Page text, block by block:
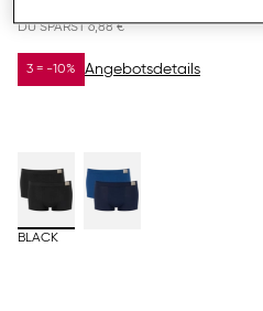
DU SPARST6,88 €
3 = -10% Angebotsdetails
BLACK